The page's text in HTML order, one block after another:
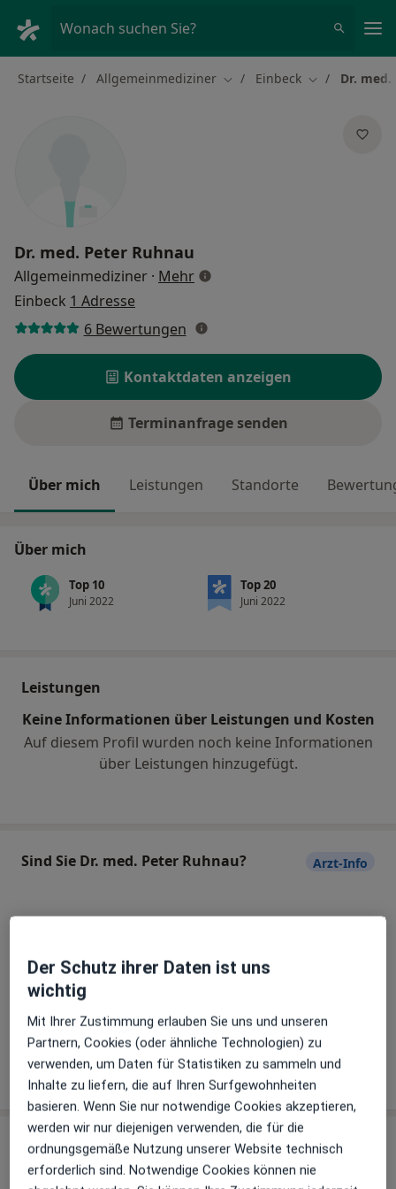
Wonach suchen Sie?
Startseite Allgemeinmediziner Stadt ändern
Einbeck Stadt ändern
Dr.
Dr. med. Peter Ruhnau
Allgemeinmediziner · Mehrüber Spezialisierungen
Einbeck 1 Adresse
6 Bewertungen
Kontaktdaten anzeigen
Terminanfrage senden
Über mich Leistungen Standorte
Über mich
Top 10
Juni 2022
Top 20
Juni 2022
Leistungen
Keine Informationen über Leistungen und Kosten
Auf diesem Profil wurden noch keine Informationen
über Leistungen hinzugefügt.
Sind Sie Dr. med. Peter Ruhnau? Arzt-Info
besser gefunden. Lassen Sie sich außerdem bereits
vor Veröffentlichung kostenfrei über neue
Patienten-Feedbacks per E-Mail informieren.
Jetzt als Arzt anmelden
Praxis
Praxis Dr.med. Peter Ruhnau Facharzt für
Der Schutz ihrer Daten ist uns
wichtig
Mit Ihrer Zustimmung erlauben Sie uns und unseren
Partnern, Cookies (oder ähnliche Technologien) zu
verwenden, um Daten für Statistiken zu sammeln und
Inhalte zu liefern, die auf Ihren Surfgewohnheiten
basieren. Wenn Sie nur notwendige Cookies akzeptieren,
werden wir nur diejenigen verwenden, die für die
ordnungsgemäße Nutzung unserer Website technisch
erforderlich sind. Notwendige Cookies können nie